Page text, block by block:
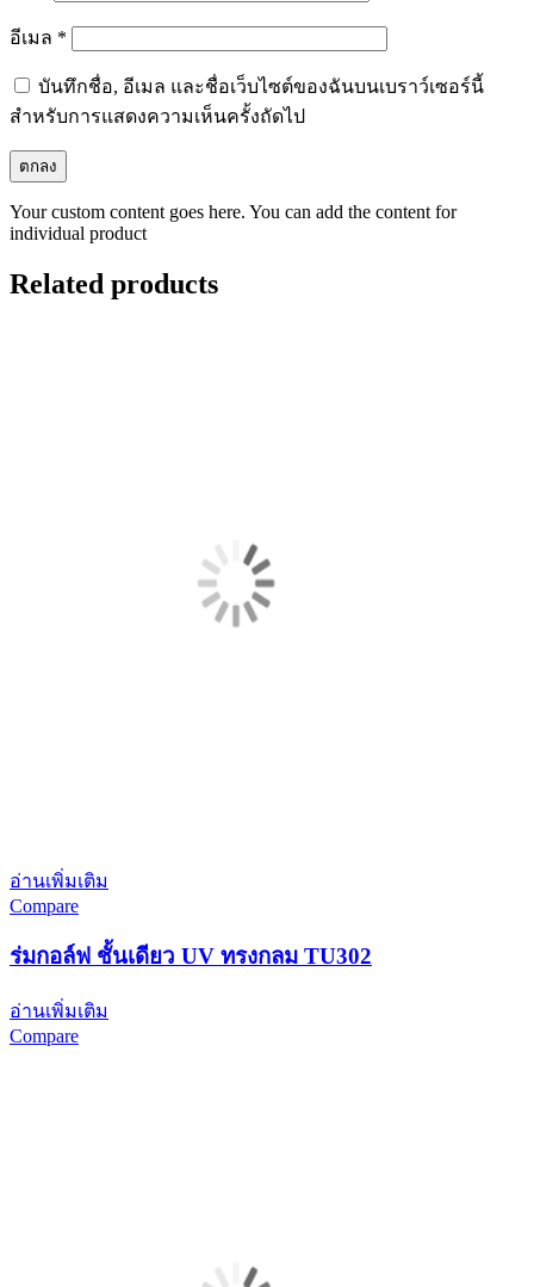
อีเมล *
บันทึกชื่อ, อีเมล และชื่อเว็บไซต์ของฉันบนเบราว์เซอร์นี้
สำหรับการแสดงความเห็นครั้งถัดไป
Your custom content goes here. You can add the content for
individual product
Related products
อ่านเพิ่มเติม
Compare
ร่มกอล์ฟ ชั้นเดียว UV ทรงกลม TU302
อ่านเพิ่มเติม
Compare